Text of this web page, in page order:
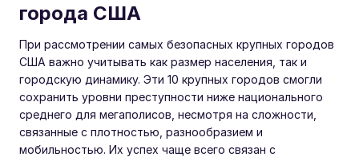
города США
При рассмотрении самых безопасных крупных городов
США важно учитывать как размер населения, так и
городскую динамику. Эти 10 крупных городов смогли
сохранить уровни преступности ниже национального
среднего для мегаполисов, несмотря на сложности,
связанные с плотностью, разнообразием и
мобильностью. Их успех чаще всего связан с